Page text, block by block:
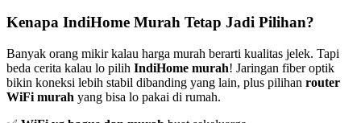
Kenapa IndiHome Murah Tetap Jadi Pilihan?
Banyak orang mikir kalau harga murah berarti kualitas jelek. Tapi
beda cerita kalau lo pilih IndiHome murah! Jaringan fiber optik
bikin koneksi lebih stabil dibanding yang lain, plus pilihan router
WiFi murah yang bisa lo pakai di rumah.